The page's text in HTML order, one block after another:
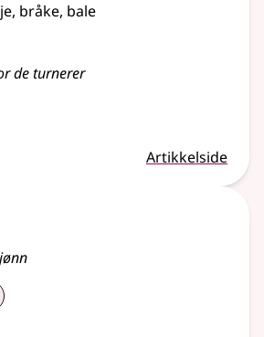
bråke, bale
de turnerer
Artikkelside